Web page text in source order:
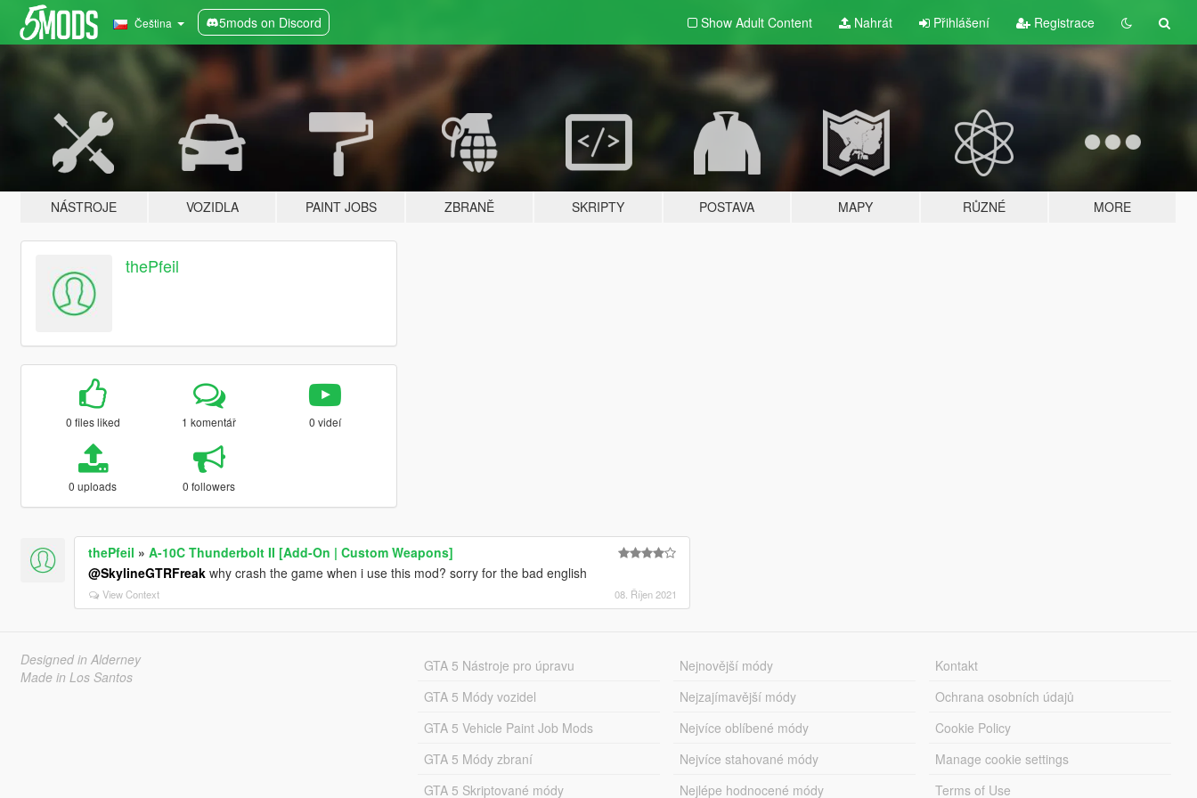
Čeština 5mods on Discord Show Adult Content Nahrát Přihlášení Registrace
NÁSTROJE VOZIDLA PAINT JOBS ZBRANĚ SKRIPTY POSTAVA MAPY RŮZNÉ MORE
thePfeil
0 files liked 1 komentář 0 videí
0 uploads 0 followers
thePfeil » A-10C Thunderbolt II [Add-On | Custom Weapons]
@SkylineGTRFreakwhy crash the game when i use this mod? sorry for the bad english
View Context 08. Říjen 2021
Designed in Alderney
Made in Los Santos
GTA 5 Nástroje pro úpravu
GTA 5 Módy vozidel
GTA 5 Vehicle Paint Job Mods
GTA 5 Módy zbraní
GTA 5 Skriptované módy
Nejnovější módy
Nejzajímavější módy
Nejvíce oblíbené módy
Nejvíce stahované módy
Nejlépe hodnocené módy
Kontakt
Ochrana osobních údajů
Cookie Policy
Manage cookie settings
Terms of Use